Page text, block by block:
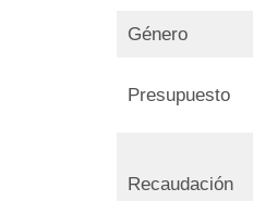
Género
Presupuesto
Recaudación